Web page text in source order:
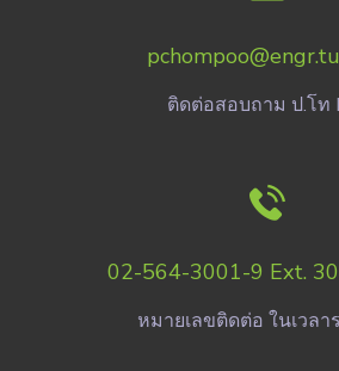
ติดต่อสอบถาม ป.โท
02-564-3001-9 Ext.
หมายเลขติดต่อ ในเวลา